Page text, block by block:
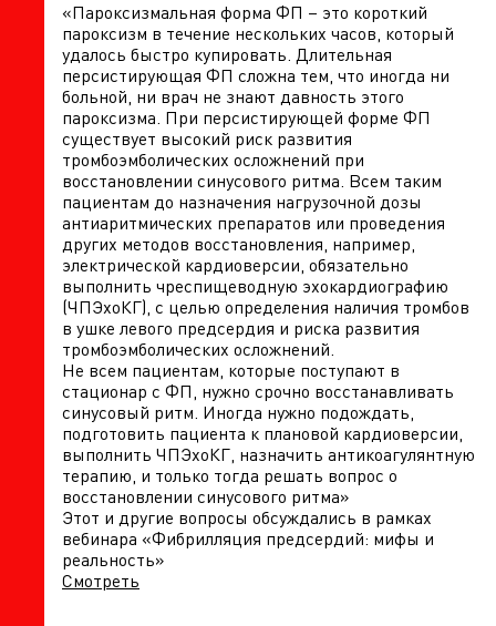
«Пароксизмальная форма ФП – это короткий
пароксизм в течение нескольких часов, который
удалось быстро купировать. Длительная
персистирующая ФП сложна тем, что иногда ни
больной, ни врач не знают давность этого
пароксизма. При персистирующей форме ФП
существует высокий риск развития
тромбоэмболических осложнений при
восстановлении синусового ритма. Всем таким
пациентам до назначения нагрузочной дозы
антиаритмических препаратов или проведения
других методов восстановления, например,
электрической кардиоверсии, обязательно
выполнить чреспищеводную эхокардиографию
(ЧПЭхоКГ), с целью определения наличия тромбов
в ушке левого предсердия и риска развития
тромбоэмболических осложнений.
Не всем пациентам, которые поступают в
стационар с ФП, нужно срочно восстанавливать
синусовый ритм. Иногда нужно подождать,
подготовить пациента к плановой кардиоверсии,
выполнить ЧПЭхоКГ, назначить антикоагулянтную
терапию, и только тогда решать вопрос о
восстановлении синусового ритма»
Этот и другие вопросы обсуждались в рамках
вебинара «Фибрилляция предсердий: мифы и
реальность»
Смотреть